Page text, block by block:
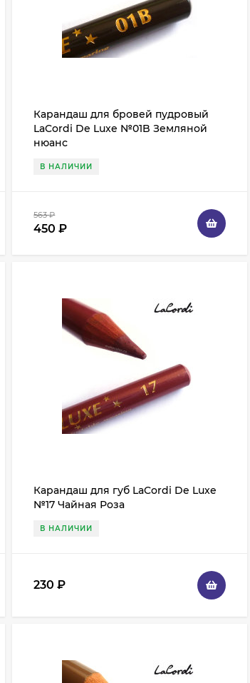
Карандаш для бровей пудровый
LaCordi De Luxe №01B Земляной
нюанс
В НАЛИЧИИ
563₽
450₽
Карандаш для губ LaCordi De Luxe
№17 Чайная Роза
В НАЛИЧИИ
230₽